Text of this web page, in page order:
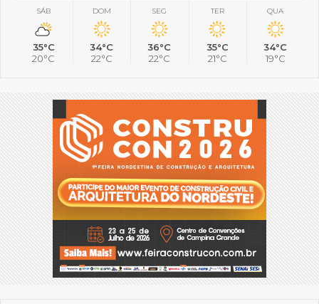
SÁB
35°C
20°C
DOM
34°C
22°C
SEG
36°C
22°C
TER
35°C
21°C
QUA
34°C
19°C